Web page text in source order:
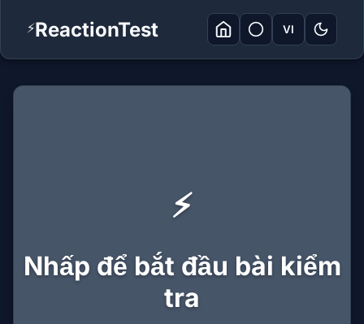
⚡ReactionTest VI
⚡
Nhấp để bắt đầu bài kiểm
tra